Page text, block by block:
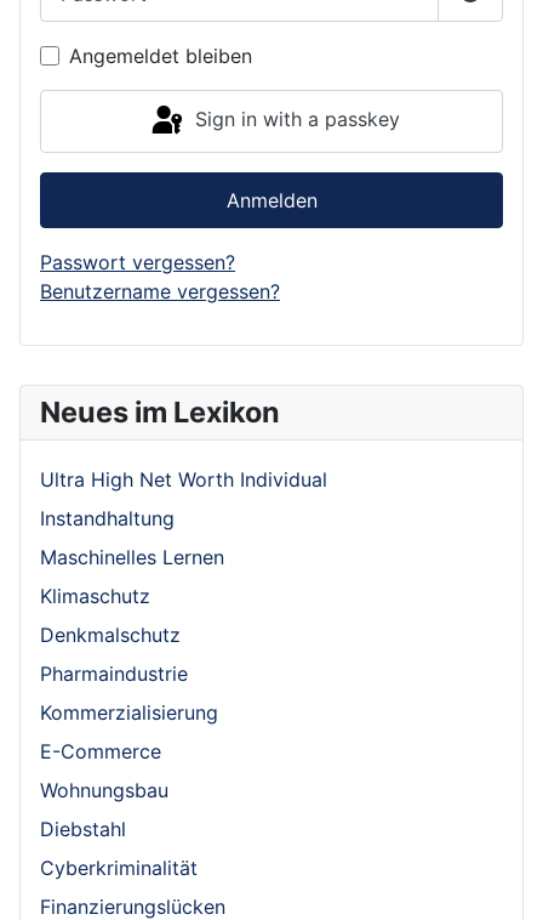
Neues im Lexikon
Ultra High Net Worth Individual
Instandhaltung
Maschinelles Lernen
Klimaschutz
Denkmalschutz
Pharmaindustrie
Kommerzialisierung
E-Commerce
Wohnungsbau
Diebstahl
Cyberkriminalität
Finanzierungslücken
Show
Angemeldet bleiben
Sign in with a passkey
Anmelden
Passwort vergessen?
Benutzername vergessen?